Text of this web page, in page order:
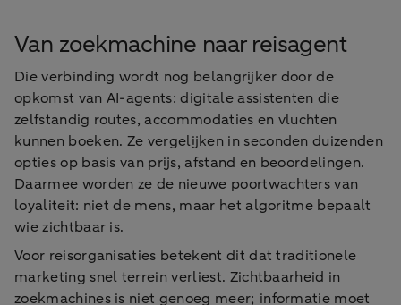
Van zoekmachine naar reisagent
Die verbinding wordt nog belangrijker door de
opkomst van AI-agents: digitale assistenten die
zelfstandig routes, accommodaties en vluchten
kunnen boeken. Ze vergelijken in seconden duizenden
opties op basis van prijs, afstand en beoordelingen.
Daarmee worden ze de nieuwe poortwachters van
loyaliteit: niet de mens, maar het algoritme bepaalt
wie zichtbaar is.
Voor reisorganisaties betekent dit dat traditionele
marketing snel terrein verliest. Zichtbaarheid in
zoekmachines is niet genoeg meer; informatie moet